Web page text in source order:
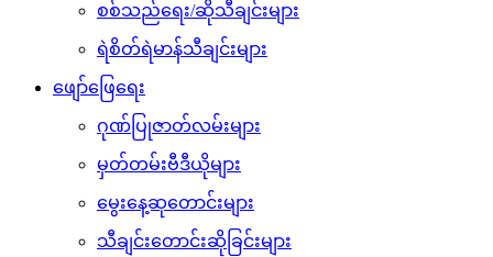
စစ်သည်ရေး/ဆိုသီချင်းများ
ရဲစိတ်ရဲမာန်သီချင်းများ
ဖျော်ဖြေရေး
ဂုဏ်ပြုဇာတ်လမ်းများ
မှတ်တမ်းဗီဒီယိုများ
မွေးနေ့ဆုတောင်းများ
သီချင်းတောင်းဆိုခြင်းများ